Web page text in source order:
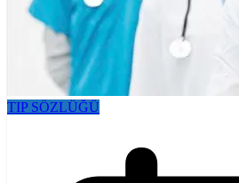
TIP SÖZLÜĞÜ